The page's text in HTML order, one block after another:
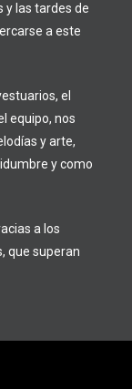
y las tardes de
a este
el
equipo, nos
y arte,
y como
a los
que superan